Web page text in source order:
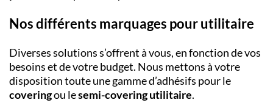
Nos différents marquages pour utilitaire
Diverses solutions s’offrent à vous, en fonction de vos
besoins et de votre budget. Nous mettons à votre
disposition toute une gamme d’adhésifs pour le
coveringou lesemi-covering utilitaire.